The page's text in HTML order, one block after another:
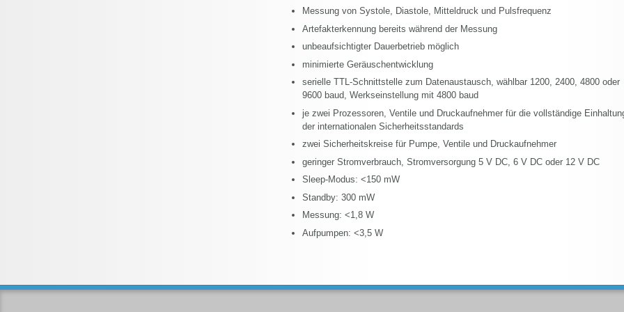
Messung von Systole, Diastole, Mitteldruck und Pulsfrequenz
Artefakterkennung bereits während der Messung
unbeaufsichtigter Dauerbetrieb möglich
minimierte Geräuschentwicklung
serielle TTL-Schnittstelle zum Datenaustausch, wählbar 1200, 2400, 4800 oder
9600 baud, Werkseinstellung mit 4800 baud
je zwei Prozessoren, Ventile und Druckaufnehmer für die vollständige
der internationalen Sicherheitsstandards
zwei Sicherheitskreise für Pumpe, Ventile und Druckaufnehmer
geringer Stromverbrauch, Stromversorgung 5 V DC, 6 V DC oder 12 V DC
Sleep-Modus: <150 mW
Standby: 300 mW
Messung: <1,8 W
Aufpumpen: <3,5 W